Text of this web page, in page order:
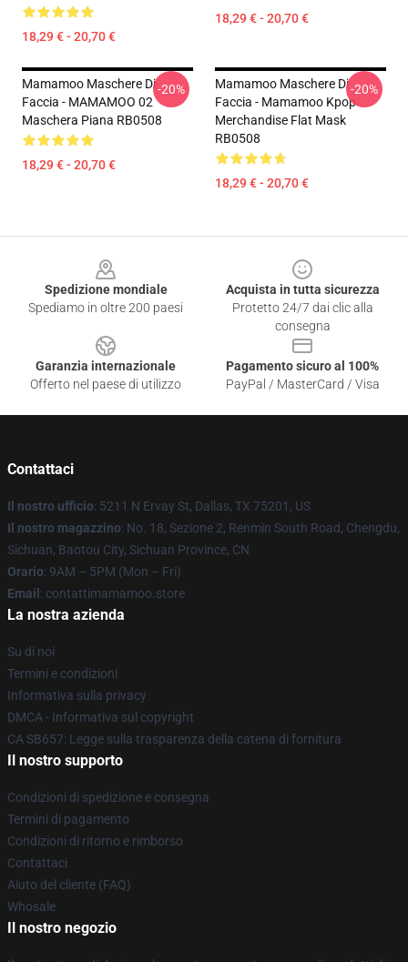
18,29 € - 20,70 €
18,29 € - 20,70 €
Mamamoo Maschere Di
Faccia - MAMAMOO 02
Maschera Piana RB0508
18,29 € - 20,70 €
-20%
Mamamoo Maschere Di
Faccia - Mamamoo Kpop
Merchandise Flat Mask
RB0508
18,29 € - 20,70 €
-20%
Spedizione mondiale
Spediamo in oltre 200 paesi
Acquista in tutta sicurezza
Protetto 24/7 dai clic alla
consegna
Garanzia internazionale
Offerto nel paese di utilizzo
Pagamento sicuro al 100%
PayPal / MasterCard / Visa
Contattaci
Il nostro ufficio: 5211 N Ervay St, Dallas, TX 75201, US
Il nostro magazzino: No. 18, Sezione 2, Renmin South Road, Chengdu,
Sichuan, Baotou City, Sichuan Province, CN
Orario: 9AM – 5PM (Mon – Fri)
Email : contattimamamoo.store
La nostra azienda
Su di noi
Termini e condizioni
Informativa sulla privacy
DMCA - Informativa sul copyright
CA SB657: Legge sulla trasparenza della catena di fornitura
Il nostro supporto
Condizioni di spedizione e consegna
Termini di pagamento
Condizioni di ritorno e rimborso
Contattaci
Aiuto del cliente (FAQ)
Whosale
Il nostro negozio